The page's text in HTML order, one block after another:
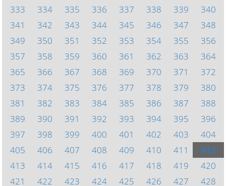
333
334 335 336 337 338 339
340
341
342 343 344 345 346 347
348
349
350 351 352 353 354 355
356
357
358 359 360 361 362 363
364
365
366 367 368 369 370 371
372
373
374 375 376 377 378 379
380
381
382 383 384 385 386 387
388
389
390 391 392 393 394 395
396
397
398 399 400 401 402 403
404
405
406 407 408 409 410 411
412
413
414 415 416 417 418 419
420
421
422 423 424 425 426 427 428